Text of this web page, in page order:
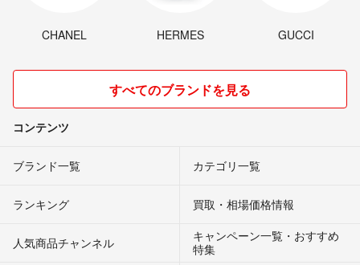
CHANEL HERMES GUCCI
すべてのブランドを見る
コンテンツ
ブランド一覧 カテゴリ一覧
ランキング 買取・相場価格情報
人気商品チャンネル
キャンペーン一覧・おすすめ
特集